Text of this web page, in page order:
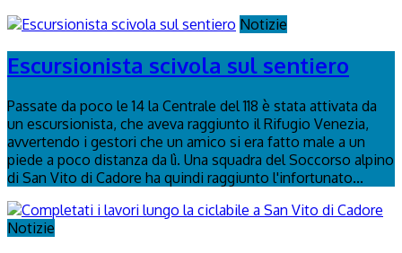
Notizie
Escursionista scivola sul sentiero
Passate da poco le 14 la Centrale del 118 è stata attivata da
un escursionista, che aveva raggiunto il Rifugio Venezia,
avvertendo i gestori che un amico si era fatto male a un
piede a poco distanza da lì. Una squadra del Soccorso alpino
di San Vito di Cadore ha quindi raggiunto l'infortunato...
Notizie